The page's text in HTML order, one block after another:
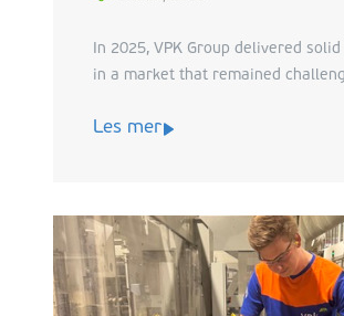
In 2025, VPK Group delivered
in a market that remained
acquisitions and a consistent
Les mer